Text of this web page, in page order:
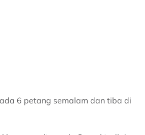
6 petang semalam dan tiba di